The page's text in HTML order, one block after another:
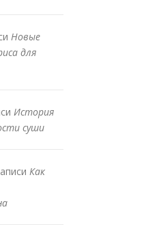
Новые
для
История
суши
Как